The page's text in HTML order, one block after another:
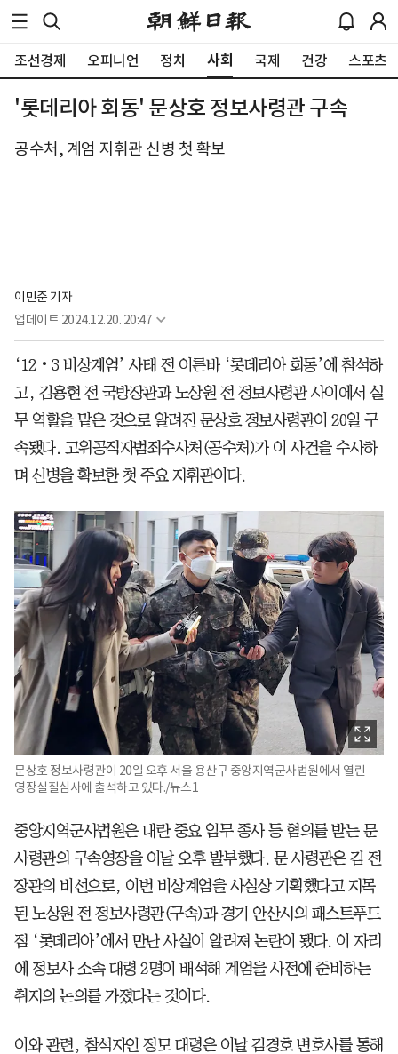
조선경제 오피니언 정치 사회 국제 건강 스포츠
'롯데리아 회동' 문상호 정보사령관 구속
공수처, 계엄 지휘관 신병 첫 확보
이민준 기자
업데이트 2024.12.20. 20:47
‘12‧3 비상계엄’ 사태 전 이른바 ‘롯데리아 회동’에 참석하
고, 김용현 전 국방장관과 노상원 전 정보사령관 사이에서 실
무 역할을 맡은 것으로 알려진 문상호 정보사령관이 20일 구
속됐다. 고위공직자범죄수사처(공수처)가 이 사건을 수사하
며 신병을 확보한 첫 주요 지휘관이다.
문상호 정보사령관이 20일 오후 서울 용산구 중앙지역군사법원에서 열린
영장실질심사에 출석하고 있다./뉴스1
중앙지역군사법원은 내란 중요 임무 종사 등 혐의를 받는 문
사령관의 구속영장을 이날 오후 발부했다. 문 사령관은 김 전
장관의 비선으로, 이번 비상계엄을 사실상 기획했다고 지목
된 노상원 전 정보사령관(구속)과 경기 안산시의 패스트푸드
점 ‘롯데리아’에서 만난 사실이 알려져 논란이 됐다. 이 자리
에 정보사 소속 대령 2명이 배석해 계엄을 사전에 준비하는
취지의 논의를 가졌다는 것이다.
이와 관련, 참석자인 정모 대령은 이날 김경호 변호사를 통해